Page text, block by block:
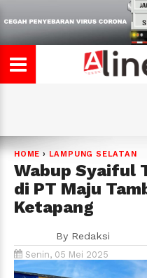
HOME › LAMPUNG SELATAN
Wabup Syaiful
di PT Maju
Ketapang
By Redaksi
Senin, 05 Mei 2025